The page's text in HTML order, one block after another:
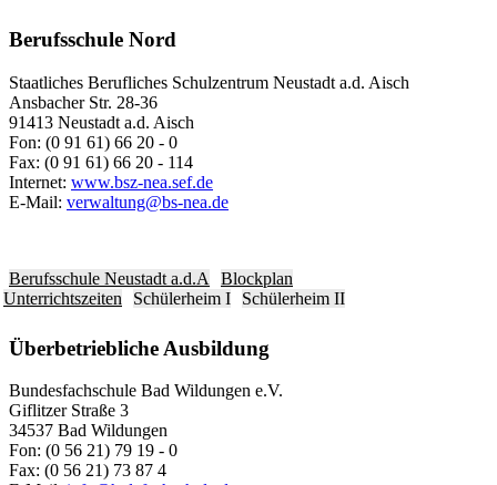
Berufsschule Nord
Staatliches Berufliches Schulzentrum Neustadt a.d. Aisch
Ansbacher Str. 28-36
91413 Neustadt a.d. Aisch
Fon: (0 91 61) 66 20 - 0
Fax: (0 91 61) 66 20 - 114
Internet: www.bsz-nea.sef.de
E-Mail: verwaltung@bs-nea.de
Berufsschule Neustadt a.d.A
Blockplan
Unterrichtszeiten
Schülerheim I Schülerheim II
Überbetriebliche Ausbildung
Bundesfachschule Bad Wildungen e.V.
Giflitzer Straße 3
34537 Bad Wildungen
Fon: (0 56 21) 79 19 - 0
Fax: (0 56 21) 73 87 4